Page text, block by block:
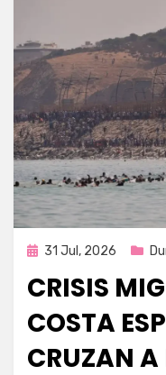
Publicada
31 Jul, 2026
CRISIS
COSTA
CRUZAN